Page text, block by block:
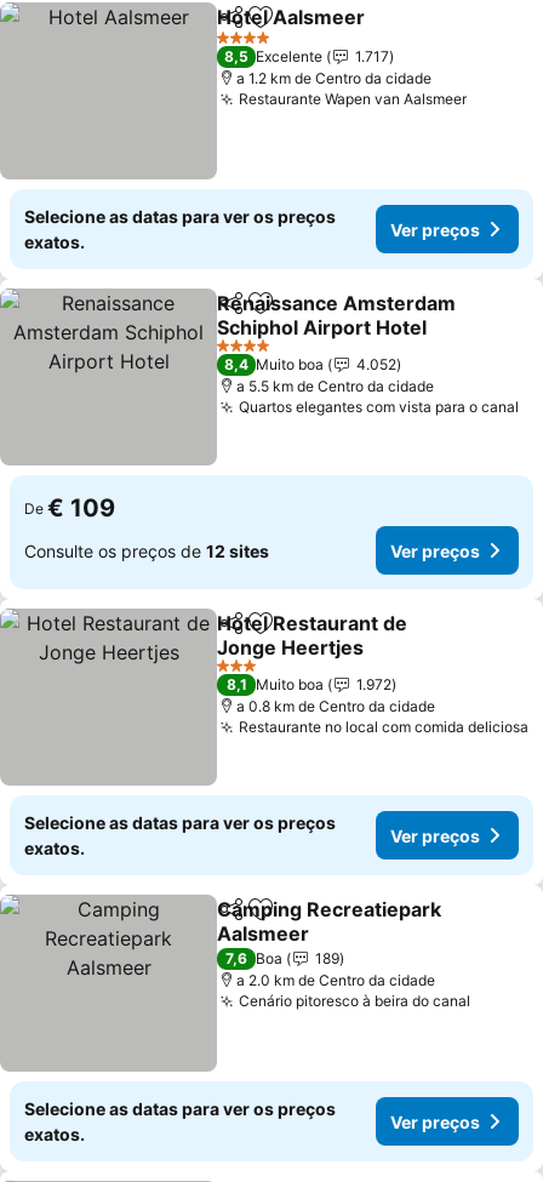
PartilharAdicionar aos favoritos
Hotel Aalsmeer
4 Estrelas
8,5 Excelente
1.717
a 1.2 km de Centro da cidade
Restaurante Wapen van AalsmeerVer
Selecione as datas para ver os preços
exatos.
Ver preços
PartilharAdicionar aos favoritos
Renaissance Amsterdam
Schiphol Airport Hotel
Ver preços
4 Estrelas
8,4 Muito boa
4.052
a 5.5 km de Centro da cidade
Quartos elegantes com vista para o canal
De € 109
Consulte os preços de 12 sites Ver preços
PartilharAdicionar aos favoritos
Hotel Restaurant de
Jonge Heertjes
Ver preços
3 Estrelas
8,1 Muito boa
1.972
a 0.8 km de Centro da cidade
Restaurante no local com comida deliciosa
Selecione as datas para ver os preços
exatos.
Ver preços
PartilharAdicionar aos favoritos
Camping Recreatiepark
Aalsmeer
Ver preços
7,6 Boa
189
a 2.0 km de Centro da cidade
Cenário pitoresco à beira do canal
Selecione as datas para ver os preços
exatos.
Ver preços